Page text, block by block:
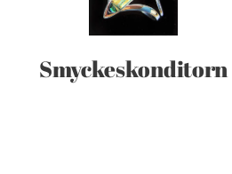
Smyckeskonditorn